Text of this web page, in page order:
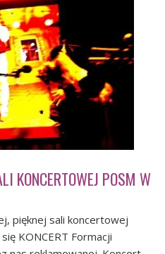
POSM W
pięknej sali koncertowej
KONCERT Formacji